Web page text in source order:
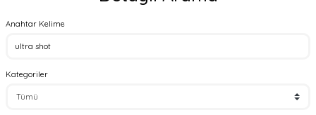
Anahtar Kelime
Kategoriler